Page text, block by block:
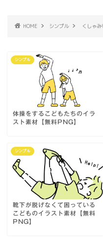
HOME シンプル くしゃ
シンプル
体操をするこどもたちのイラ
スト素材【無料PNG】
シンプル
靴下が脱げなくて困っている
こどものイラスト素材【無料
PNG】